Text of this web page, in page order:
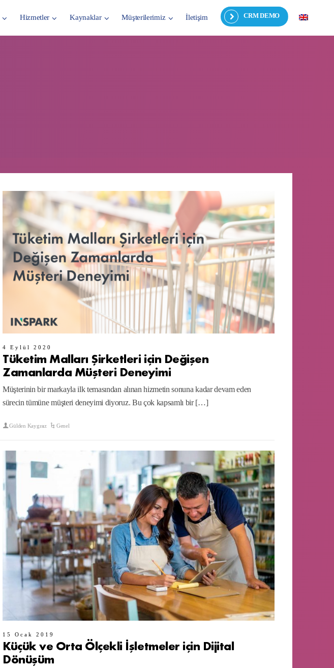
CRM DEMO
Hizmetler Kaynaklar Müşterilerimiz İletişim
4 Eylül 2020
Tüketim Malları Şirketleri için Değişen
Zamanlarda Müşteri Deneyimi
Müşterinin bir markayla ilk temasından alınan hizmetin sonuna kadar devam eden
sürecin tümüne müşteri deneyimi diyoruz. Bu çok kapsamlı bir […]
Gülden Kaygısız Genel
15 Ocak 2019
Küçük ve Orta Ölçekli İşletmeler için Dijital
Dönüşüm